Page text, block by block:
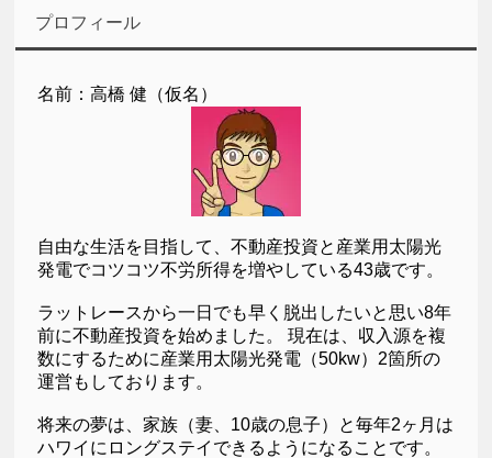
プロフィール
名前：高橋 健（仮名）
自由な生活を目指して、不動産投資と産業用太陽光
発電でコツコツ不労所得を増やしている43歳です。
ラットレースから一日でも早く脱出したいと思い8年
前に不動産投資を始めました。 現在は、収入源を複
数にするために産業用太陽光発電（50kw）2箇所の
運営もしております。
将来の夢は、家族（妻、10歳の息子）と毎年2ヶ月は
ハワイにロングステイできるようになることです。